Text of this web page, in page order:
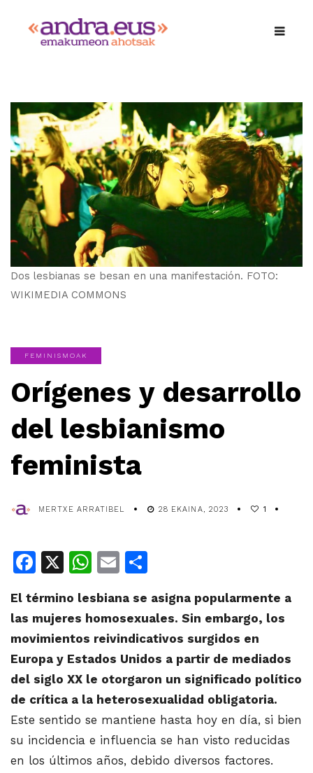
Dos lesbianas se besan en una manifestación. FOTO:
WIKIMEDIA COMMONS
FEMINISMOAK
Orígenes y desarrollo
del lesbianismo
feminista
MERTXE ARRATIBEL 28 EKAINA, 2023 1
Facebook
X WhatsApp
Email
El término lesbiana se asigna popularmente a
las mujeres homosexuales. Sin embargo, los
movimientos reivindicativos surgidos en
Europa y Estados Unidos a partir de mediados
del siglo XX le otorgaron un significado político
de crítica a la heterosexualidad obligatoria.
Este sentido se mantiene hasta hoy en día, si bien
su incidencia e influencia se han visto reducidas
en los últimos años, debido diversos factores.